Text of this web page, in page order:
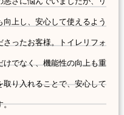
上し、安心して使えるよう
ったお客様。トイレリフォ
でなく、機能性の向上も重
り入れることで、安心して
。